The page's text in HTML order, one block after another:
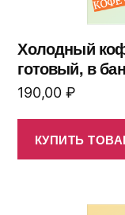
Холодный
готовый, в
190,00 ₽
КУПИТЬ